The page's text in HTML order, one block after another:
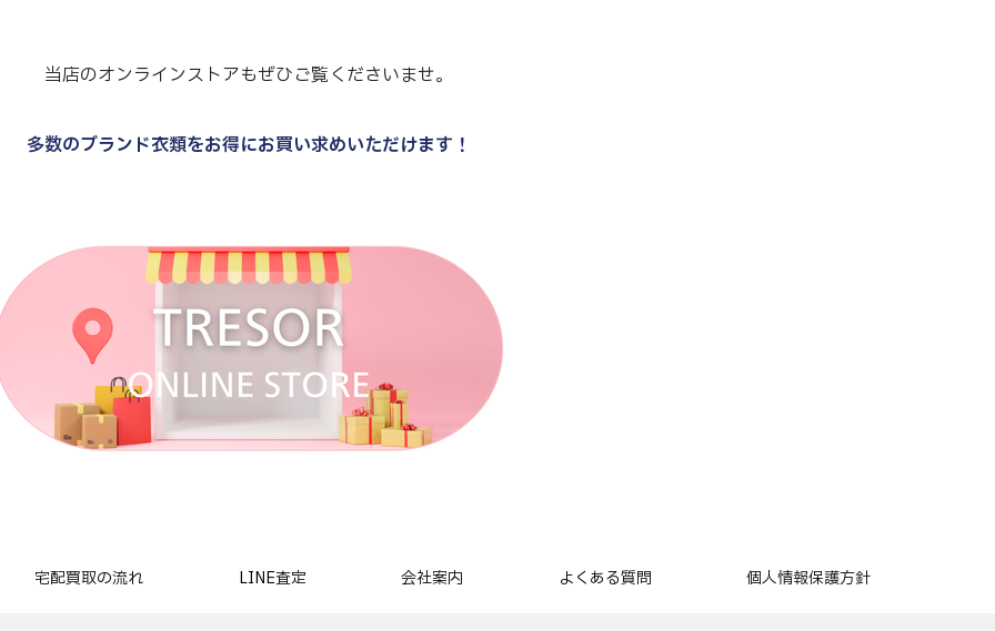
当店のオンラインストアもぜひご覧くださいませ。
多数のブランド衣類をお得にお買い求めいただけます！
宅配買取の流れ LINE査定 会社案内 よくある質問 個人情報保護方針